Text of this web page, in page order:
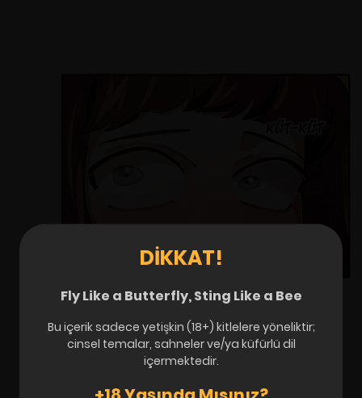
DIKKAT!
Fly Like a Butterfly, Sting Like a Bee
Bu içerik sadece yetişkin (18+) kitlelere yöneliktir;
cinsel temalar, sahneler ve/ya küfürlü dil
içermektedir.